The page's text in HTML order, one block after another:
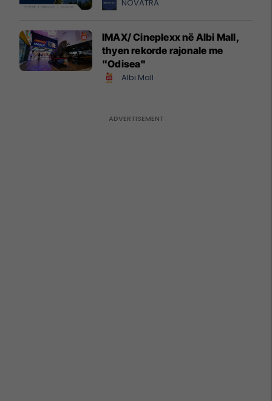
NOVATRA
IMAX/ Cineplexx në Albi Mall,
thyen rekorde rajonale me
"Odisea"
Albi Mall